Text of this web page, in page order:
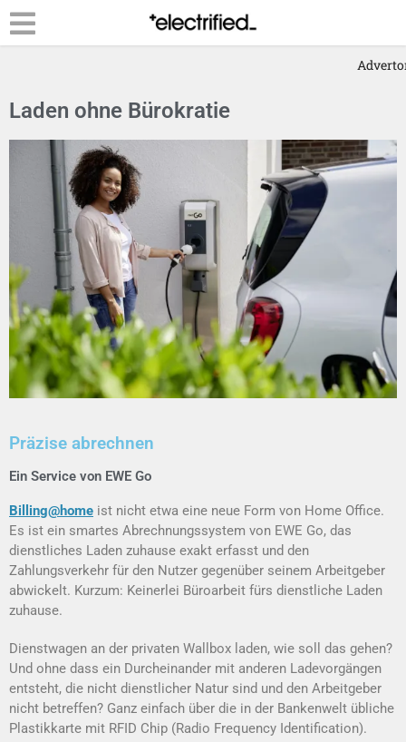
Laden ohne Bürokratie
Präzise abrechnen
Ein Service von EWE Go
Billing@home ist nicht etwa eine neue Form von Home Office.
Es ist ein smartes Abrechnungssystem von EWE Go, das
dienstliches Laden zuhause exakt erfasst und den
Zahlungsverkehr für den Nutzer gegenüber seinem Arbeitgeber
abwickelt. Kurzum: Keinerlei Büroarbeit fürs dienstliche Laden
zuhause.
Dienstwagen an der privaten Wallbox laden, wie soll das gehen?
Und ohne dass ein Durcheinander mit anderen Ladevorgängen
entsteht, die nicht dienstlicher Natur sind und den Arbeitgeber
nicht betreffen? Ganz einfach über die in der Bankenwelt übliche
Plastikkarte mit RFID Chip (Radio Frequency Identification).